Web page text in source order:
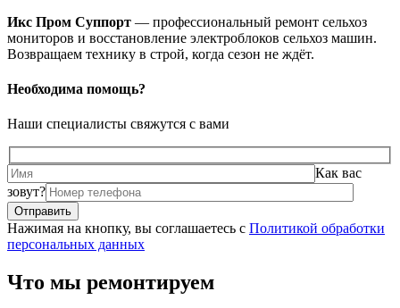
Икс Пром Суппорт — профессиональный ремонт сельхоз
мониторов и восстановление электроблоков сельхоз машин.
Возвращаем технику в строй, когда сезон не ждёт.
Необходима помощь?
Наши специалисты свяжутся с вами
Как вас
зовут?
Нажимая на кнопку, вы соглашаетесь с Политикой обработки
персональных данных
Что мы ремонтируем